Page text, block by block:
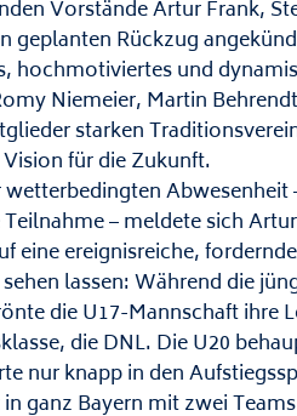
Vorstände Artur Frank,
geplanten Rückzug
hochmotiviertes und
Niemeier, Martin
starken
für die Zukunft.
– meldete sich
eine ereignisreiche,
lassen: Während die
die U17-Mannschaft ihre
die DNL. Die U20
nur knapp in den
ganz Bayern mit zwei